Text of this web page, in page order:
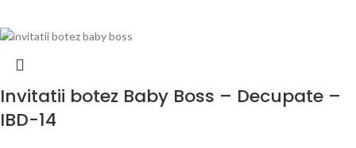
Invitatii botez Baby Boss – Decupate –
IBD-14